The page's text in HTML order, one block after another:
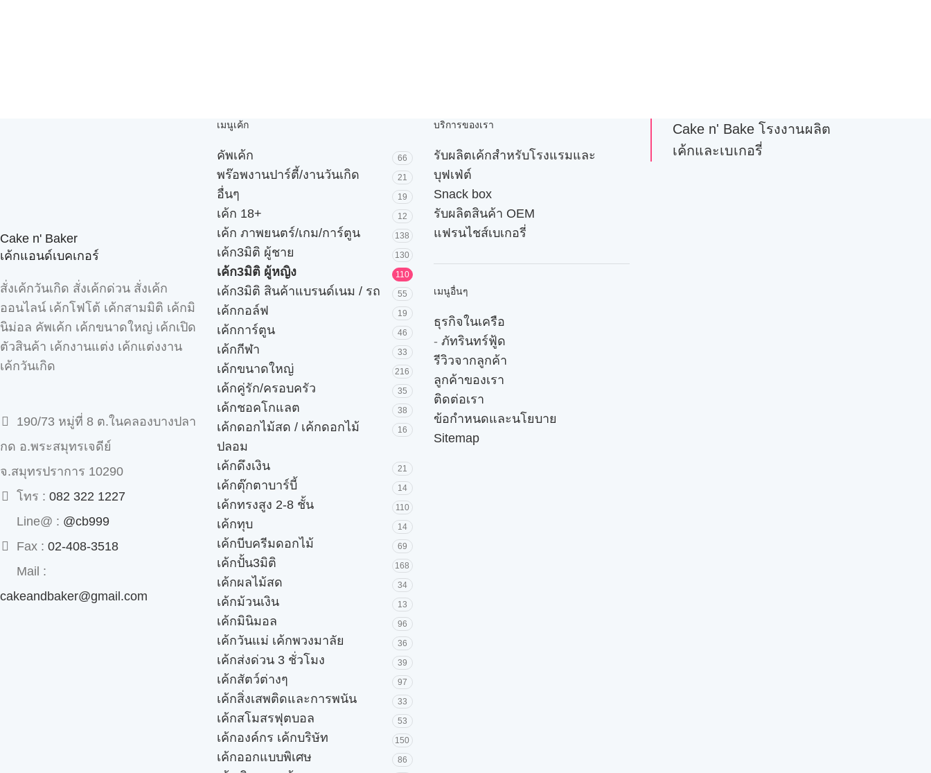
Cake n' Baker
เค้กแอนด์เบคเกอร์
สั่งเค้กวันเกิด สั่งเค้กด่วน สั่งเค้ก
ออนไลน์ เค้กโฟโต้ เค้กสามมิติ เค้กมิ
นิม่อล คัพเค้ก เค้กขนาดใหญ่ เค้กเปิด
ตัวสินค้า เค้กงานแต่ง เค้กแต่งงาน
เค้กวันเกิด
190/73 หมู่ที่ 8 ต.ในคลองบางปลา
กด อ.พระสมุทรเจดีย์
จ.สมุทรปราการ 10290
โทร : 082 322 1227
Line@ : @cb999
Fax : 02-408-3518
Mail :
cakeandbaker@gmail.com
เมนูเค้ก
คัพเค้ก 66
พร๊อพงานปาร์ตี้/งานวันเกิด 21
อื่นๆ 19
เค้ก 18+ 12
เค้ก ภาพยนตร์/เกม/การ์ตูน 138
เค้ก3มิติ ผู้ชาย 130
เค้ก3มิติ ผู้หญิง 110
เค้ก3มิติ สินค้าแบรนด์เนม / รถ 55
เค้กกอล์ฟ 19
เค้กการ์ตูน 46
เค้กกีฬา 33
เค้กขนาดใหญ่ 216
เค้กคู่รัก/ครอบครัว 35
เค้กชอคโกแลต 38
เค้กดอกไม้สด / เค้กดอกไม้
ปลอม
16
เค้กดึงเงิน 21
เค้กตุ๊กตาบาร์บี้ 14
เค้กทรงสูง 2-8 ชั้น 110
เค้กทุบ 14
เค้กบีบครีมดอกไม้ 69
เค้กปั้น3มิติ 168
เค้กผลไม้สด 34
เค้กม้วนเงิน 13
เค้กมินิมอล 96
เค้กวันแม่ เค้กพวงมาลัย 36
เค้กส่งด่วน 3 ชั่วโมง 39
เค้กสัตว์ต่างๆ 97
เค้กสิ่งเสพติดและการพนัน 33
เค้กสโมสรฟุตบอล 53
เค้กองค์กร เค้กบริษัท 150
เค้กออกแบบพิเศษ 86
บริการของเรา
รับผลิตเค้กสำหรับโรงแรมและ
บุฟเฟ่ต์
Snack box
รับผลิตสินค้า OEM
แฟรนไชส์เบเกอรี่
เมนูอื่นๆ
ธุรกิจในเครือ
- ภัทรินทร์ฟู้ด
รีวิวจากลูกค้า
ลูกค้าของเรา
ติดต่อเรา
ข้อกำหนดและนโยบาย
Sitemap
Cake n' Bake โรงงานผลิต
เค้กและเบเกอรี่